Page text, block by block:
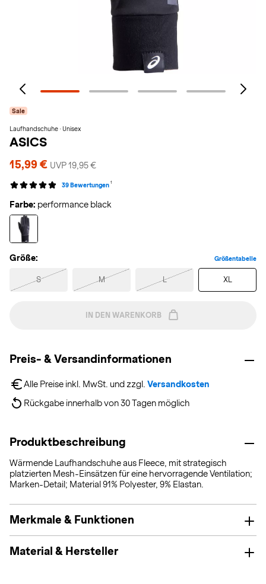
Sale
Laufhandschuhe · Unisex
ASICS
15,99 € UVP 19,95 €
39 Bewertungen 1
Farbe: performance black
Größe: Größentabelle
S M L XL
IN DEN WARENKORB
Preis- & Versandinformationen
Alle Preise inkl. MwSt. und zzgl. Versandkosten
Rückgabe innerhalb von 30 Tagen möglich
Produktbeschreibung
Wärmende Laufhandschuhe aus Fleece, mit strategisch
platzierten Mesh-Einsätzen für eine hervorragende Ventilation;
Marken-Detail; Material 91% Polyester, 9% Elastan.
Merkmale & Funktionen
Material & Hersteller